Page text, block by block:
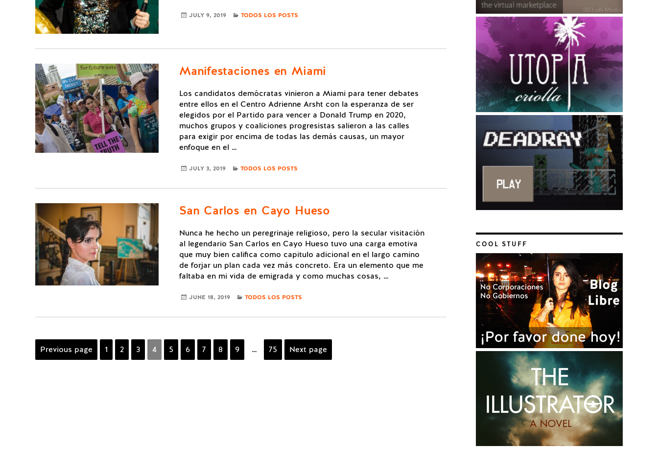
JULY 9, 2019 CATEGORIES
TODOS LOS POSTS
Manifestaciones en Miami
Los candidatos demócratas vinieron a Miami para tener debates
entre ellos en el Centro Adrienne Arsht con la esperanza de ser
elegidos por el Partido para vencer a Donald Trump en 2020,
muchos grupos y coaliciones progresistas salieron a las calles
para exigir por encima de todas las demás causas, un mayor
enfoque en el …
JULY 3, 2019 CATEGORIES
TODOS LOS POSTS
San Carlos en Cayo Hueso
Nunca he hecho un peregrinaje religioso, pero la secular visitación
al legendario San Carlos en Cayo Hueso tuvo una carga emotiva
que muy bien califica como capitulo adicional en el largo camino
de forjar un plan cada vez más concreto. Era un elemento que me
faltaba en mi vida de emigrada y como muchas cosas, …
JUNE 18, 2019 CATEGORIES
TODOS LOS POSTS
Posts
navigation
Previous page Page
1 Page
2 Page
3 Page
4 Page
5 Page
6 Page
7 Page
8 Page
9 … Page
75 Next page
COOL STUFF